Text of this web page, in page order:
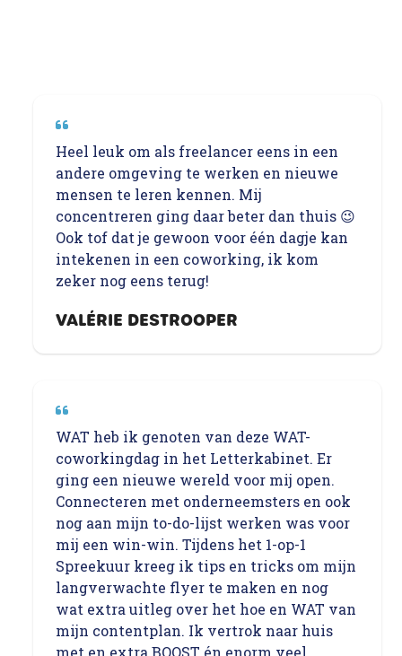
Heel leuk om als freelancer eens in een
andere omgeving te werken en nieuwe
mensen te leren kennen. Mij
concentreren ging daar beter dan thuis 😉
Ook tof dat je gewoon voor één dagje kan
intekenen in een coworking, ik kom
zeker nog eens terug!
VALÉRIE DESTROOPER
WAT heb ik genoten van deze WAT-
coworkingdag in het Letterkabinet. Er
ging een nieuwe wereld voor mij open.
Connecteren met onderneemsters en ook
nog aan mijn to-do-lijst werken was voor
mij een win-win. Tijdens het 1-op-1
Spreekuur kreeg ik tips en tricks om mijn
langverwachte flyer te maken en nog
wat extra uitleg over het hoe en WAT van
mijn contentplan. Ik vertrok naar huis
met en extra BOOST én enorm veel